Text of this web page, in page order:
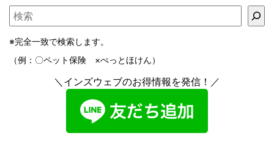
※完全一致で検索します。
（例：〇ペット保険 ×ぺっとほけん）
＼インズウェブのお得情報を発信！／